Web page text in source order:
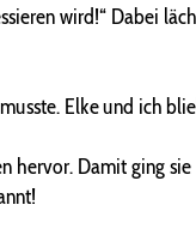
wird!“ Dabei
Elke und ich
Damit ging